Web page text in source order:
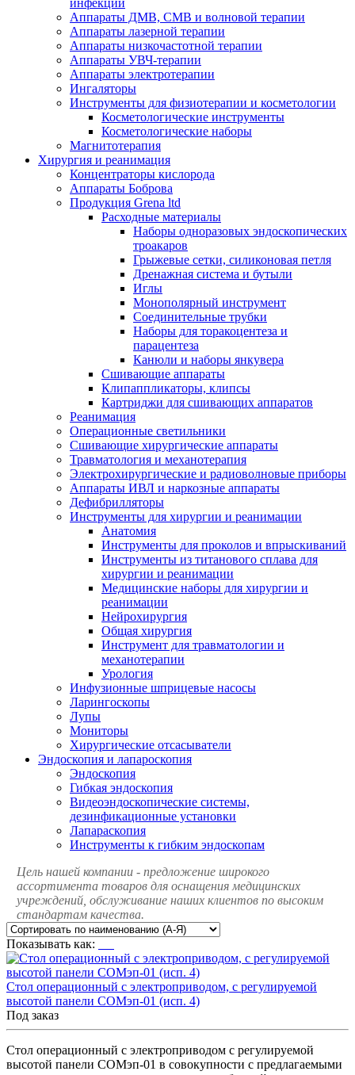
Аппараты ДМВ, СМВ и волновой терапии
Аппараты лазерной терапии
Аппараты низкочастотной терапии
Аппараты УВЧ-терапии
Аппараты электротерапии
Ингаляторы
Инструменты для физиотерапии и косметологии
Косметологические инструменты
Косметологические наборы
Магнитотерапия
Хирургия и реанимация
Концентраторы кислорода
Аппараты Боброва
Продукция Grena ltd
Расходные материалы
Наборы одноразовых эндоскопических
троакаров
Грыжевые сетки, силиконовая петля
Дренажная система и бутыли
Иглы
Монополярный инструмент
Соединительные трубки
Наборы для торакоцентеза и
парацентеза
Канюли и наборы янкувера
Сшивающие аппараты
Клипаппликаторы, клипсы
Картриджи для сшивающих аппаратов
Реанимация
Операционные светильники
Сшивающие хирургические аппараты
Травматология и механотерапия
Электрохирургические и радиоволновые приборы
Аппараты ИВЛ и наркозные аппараты
Дефибрилляторы
Инструменты для хирургии и реанимации
Анатомия
Инструменты для проколов и впрыскиваний
Инструменты из титанового сплава для
хирургии и реанимации
Медицинские наборы для хирургии и
реанимации
Нейрохирургия
Общая хирургия
Инструмент для травматологии и
механотерапии
Урология
Инфузионные шприцевые насосы
Ларингоскопы
Лупы
Мониторы
Хирургические отсасыватели
Эндоскопия и лапароскопия
Эндоскопия
Гибкая эндоскопия
Видеоэндоскопические системы,
дезинфикационные установки
Лапараскопия
Инструменты к гибким эндоскопам
Цель нашей компании - предложение широкого
ассортимента товаров для оснащения медицинских
учреждений, обслуживание наших клиентов по высоким
стандартам качества.
Показывать как:
Стол операционный с электроприводом, с регулируемой
высотой панели СОМэп-01 (исп. 4)
Под заказ
Стол операционный с электроприводом с регулируемой
высотой панели СОМэп-01 в совокупности с предлагаемыми